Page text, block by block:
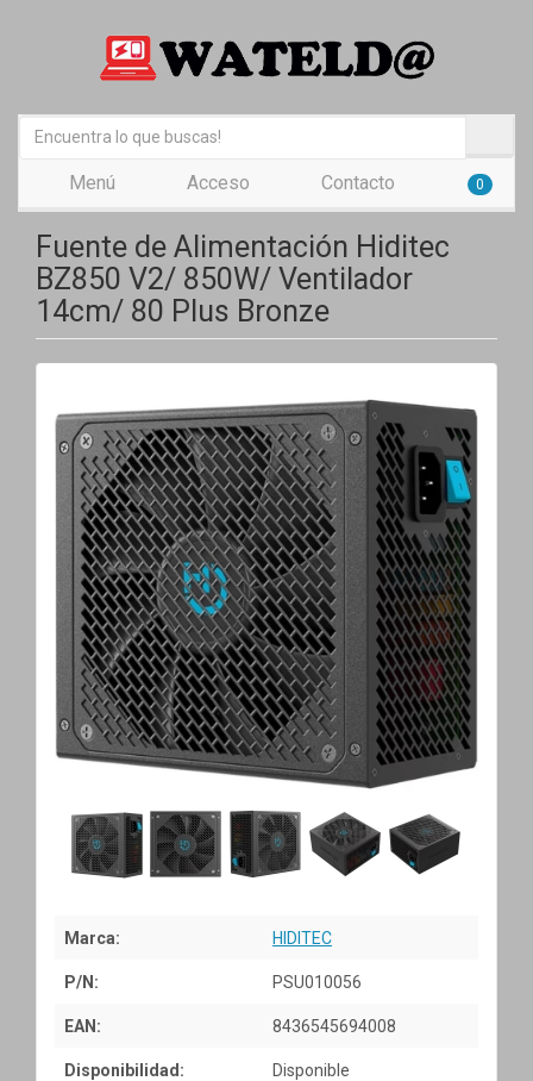
Menú Acceso Contacto 0
Fuente de Alimentación Hiditec
BZ850 V2/ 850W/ Ventilador
14cm/ 80 Plus Bronze
Marca: HIDITEC
P/N: PSU010056
EAN: 8436545694008
Disponibilidad: Disponible